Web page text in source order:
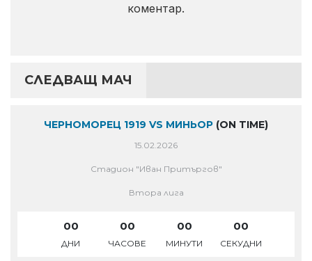
коментар.
СЛЕДВАЩ МАЧ
ЧЕРНОМОРЕЦ 1919 VS МИНЬОР (ON TIME)
15.02.2026
Стадион "Иван Притъргов"
Втора лига
00
ДНИ
00
ЧАСОВЕ
00
МИНУТИ
00
СЕКУДНИ